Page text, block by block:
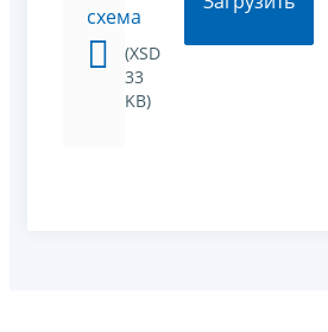
схема
(XSD
33
KB)